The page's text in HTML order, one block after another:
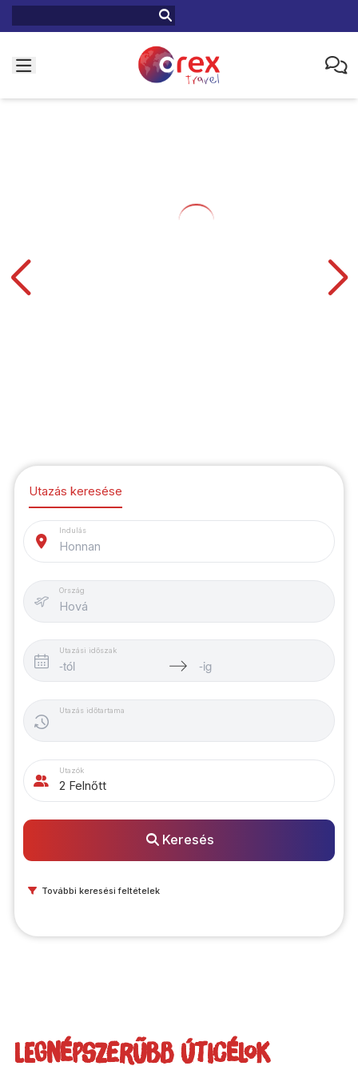
Utazás keresése
Indulás
Honnan
Ország
Hová
Utazási időszak
Utazás időtartama
Utazók
2 Felnőtt
Keresés
További keresési feltételek
Legnépszerűbb úticélok